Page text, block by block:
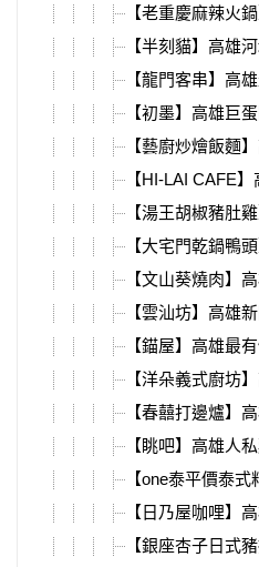
【老重慶麻辣火
【半刻貓】高雄
【龍門客串】高
【初墨】高雄巨
【藝廚炒燴飯麵
【HI-LAI CAFE
【湯王胡椒豬肚
【大宅門乾鍋鴨
【文山葵燒肉】
【雲汕坊】高雄
【錨屋】高雄最
【洋朵義式廚坊
【春囍打邊爐】
【眺吧】高雄人
【one泰平價泰
【日乃屋咖哩】
【銀座杏子日式